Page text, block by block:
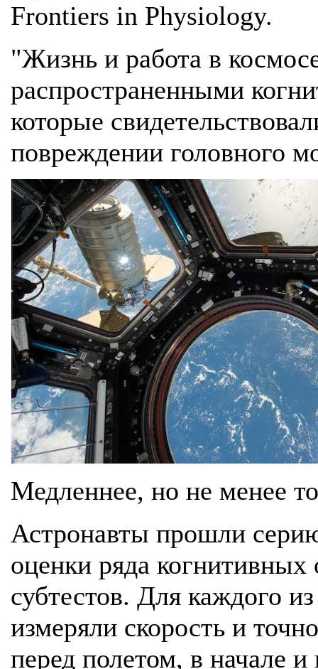
Frontiers in Physiology.
"Жизнь и работа в
распространенными
которые
повреждении головного
Медленнее, но не менее
Астронавты прошли
оценки ряда когнитивных
субтестов. Для каждого
измеряли скорость и
перед полетом, в начале и